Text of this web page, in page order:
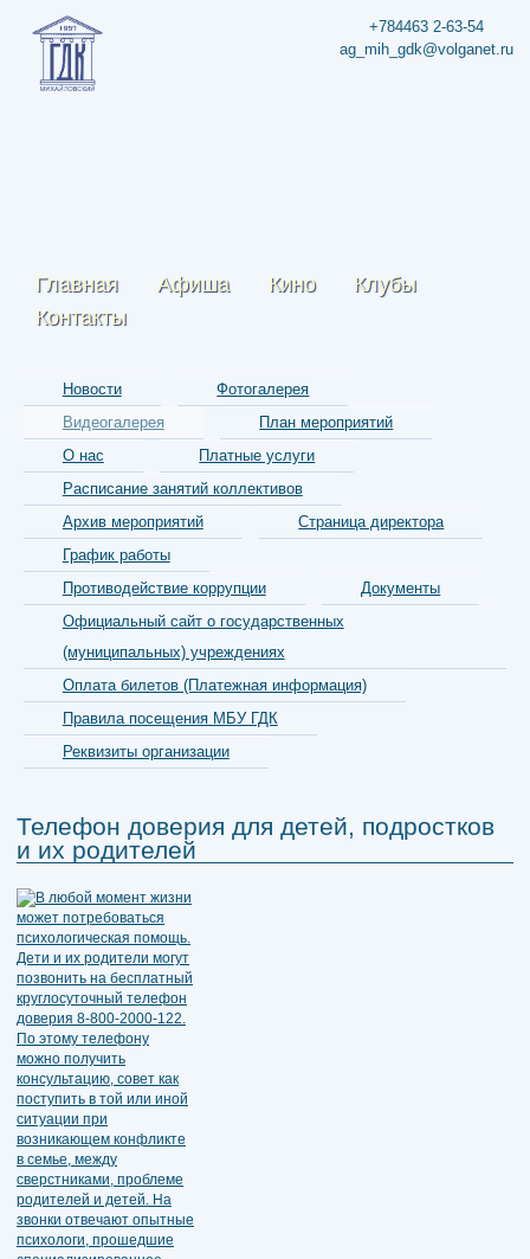
+784463 2-63-54
ag_mih_gdk@volganet.ru
Главная Афиша Кино
Клубы
Контакты
Новости
Фотогалерея
Видеогалерея
План мероприятий
О нас
Платные услуги
Расписание занятий коллективов
Архив мероприятий
Страница директора
График работы
Противодействие коррупции
Документы
Официальный сайт о государственных
(муниципальных) учреждениях
Оплата билетов (Платежная информация)
Правила посещения МБУ ГДК
Реквизиты организации
Телефон доверия для детей, подростков
и их родителей